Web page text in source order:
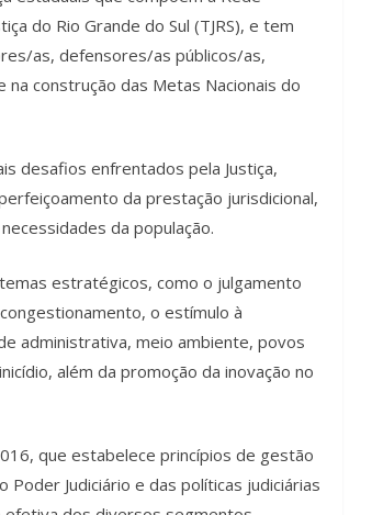
do Rio Grande do Sul (TJRS), e tem
as, defensores/as públicos/as,
construção das Metas Nacionais do
desafios enfrentados pela Justiça,
da prestação jurisdicional,
da população.
estratégicos, como o julgamento
o estímulo à
administrativa, meio ambiente, povos
além da promoção da inovação no
que estabelece princípios de gestão
Judiciário e das políticas judiciárias